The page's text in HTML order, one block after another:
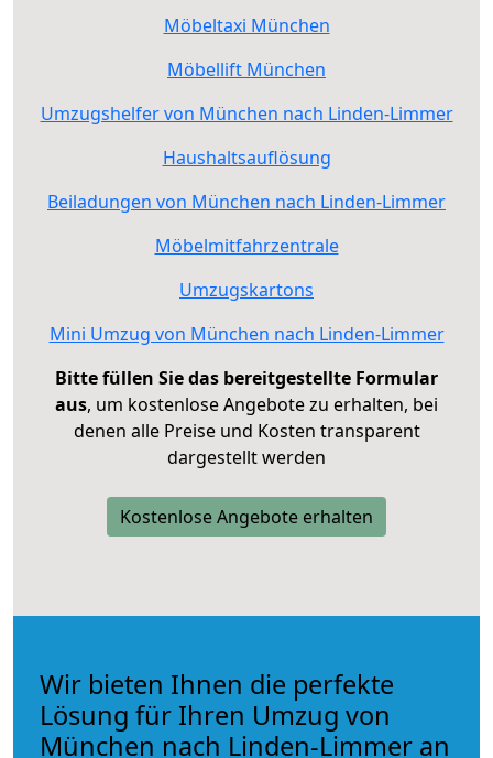
Möbeltaxi München
Möbellift München
Umzugshelfer von München nach Linden-Limmer
Haushaltsauflösung
Beiladungen von München nach Linden-Limmer
Möbelmitfahrzentrale
Umzugskartons
Mini Umzug von München nach Linden-Limmer
Bitte füllen Sie das bereitgestellte Formular
aus, um kostenlose Angebote zu erhalten, bei
denen alle Preise und Kosten transparent
dargestellt werden
Kostenlose Angebote erhalten
Wir bieten Ihnen die perfekte
Lösung für Ihren Umzug von
München nach Linden-Limmer an